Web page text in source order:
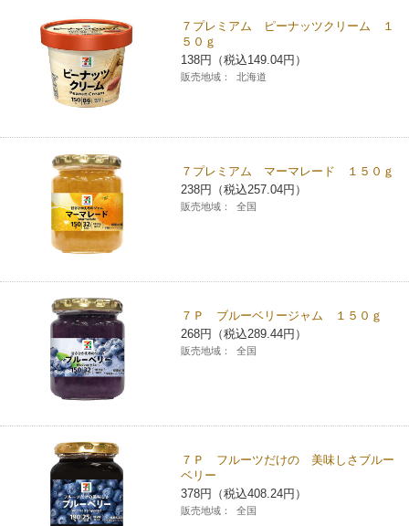
プリペイドサービス
スポーツ振興くじ
学び・教育
スマホプリペイド
レジでApple Accountにチャージ
コインランドリー（店舗限定）
宅配ロッカー（店舗限定）
モバイルバッテリーシェアリング（店舗限定）
モバイルWi-Fiバッテリーシェアリング（店舗限定）
荷物預かりサービス「ecbocloakエクボクローク」（店舗限定）
パウダースペース ラブン（店舗限定）
売上高、店舗数推移
セブン‐イレブンの海外事業
セブン‐イレブンの「商品力」
セブン-イレブンの横顔
セブン-イレブンの歴史
サステナビリティニュース
サステナビリティレポート
中文[繁體字](服務)
简体中文(服务)
한국어(서비스)
ภาษาไทย(บริการ)
７プレミアム ピーナッツクリーム １
５０ｇ
138円（税込149.04円）
販売地域： 北海道
７プレミアム マーマレード １５０ｇ
238円（税込257.04円）
販売地域： 全国
７Ｐ ブルーベリージャム １５０ｇ
268円（税込289.44円）
販売地域： 全国
７Ｐ フルーツだけの 美味しさブルー
ベリー
378円（税込408.24円）
販売地域： 全国